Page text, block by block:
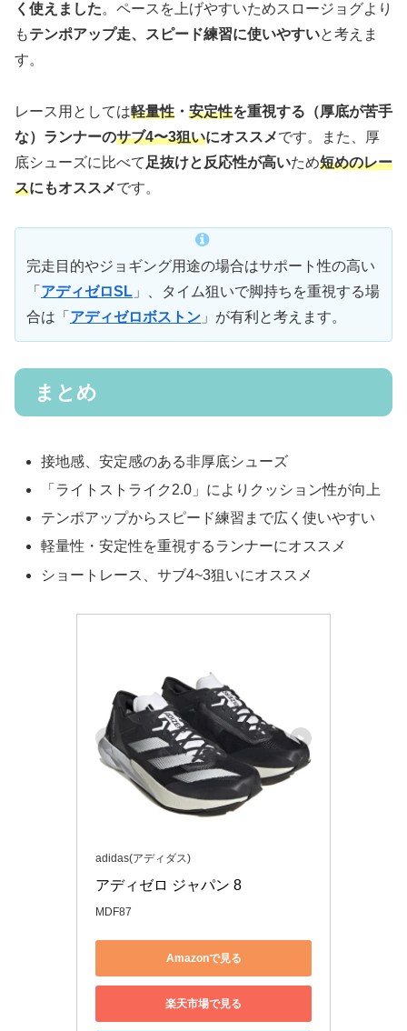
く使えました。ペースを上げやすいためスロージョグより
もテンポアップ走、スピード練習に使いやすいと考えま
す。
レース用としては軽量性 ・ 安定性を重視する（厚底が苦手
な）ランナーのサブ4〜3狙いにオススメです。また、厚
底シューズに比べて 足抜けと 反応性が高いため短めのレー
スにもオススメです。
完走目的やジョギング用途の場合はサポート性の高い
「 アディゼロSL 」、タイム狙いで脚持ちを重視する場
合は「 アディゼロボストン 」が有利と考えます。
まとめ
接地感、安定感のある非厚底シューズ
「ライトストライク2.0」によりクッション性が向上
テンポアップからスピード練習まで広く使いやすい
軽量性・安定性を重視するランナーにオススメ
ショートレース、サブ4~3狙いにオススメ
adidas(アディダス)
アディゼロ ジャパン 8
MDF87
Amazonで見る
楽天市場で見る